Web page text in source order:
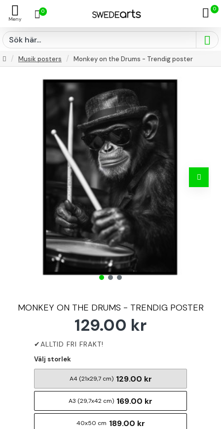
0 0
Musik posters Monkey on the Drums - Trendig poster
MONKEY ON THE DRUMS - TRENDIG POSTER
129.00 kr
Välj storlek
A4 (21x29,7 cm) 129.00 kr
A3 (29,7x42 cm) 169.00 kr
40x50 cm 189.00 kr